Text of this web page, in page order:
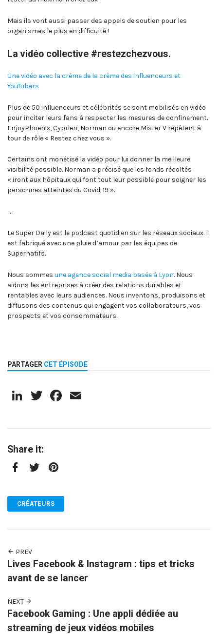
Mais ils vont aussi passer des appels de soutien pour les
organismes le plus en difficulté !
La vidéo collective #restezchezvous.
Une vidéo avec la crème de la crème des influenceurs et
YouTubers
Plus de 50 influenceurs et célébrités se sont mobilisés en vidéo
pour inciter leurs fans à respecter les mesures de confinement.
EnjoyPhoenix, Cyprien, Norman ou encore Mister V répètent à
tour de rôle « Restez chez vous ».
Certains ont monétisé la vidéo pour lui donner la meilleure
visibilité possible. Norman a précisé que les fonds récoltés
« iront aux hôpitaux qui font tout leur possible pour soigner les
personnes atteintes du Covid-19 ».
. . .
Le Super Daily est le podcast quotidien sur les réseaux sociaux. Il
est fabriqué avec une pluie d’amour par les équipes de
Supernatifs.
Nous sommes une agence social media basée à Lyon. Nous
aidons les entreprises à créer des relations durables et
rentables avec leurs audiences. Nous inventons, produisons et
diffusons des contenus qui engagent vos collaborateurs, vos
prospects et vos consommateurs.
PARTAGER CET ÉPISODE
LinkedIn
TwitterFacebook
Share it:
CRÉATEURS
PREV
Lives Facebook & Instagram : tips et tricks
avant de se lancer
NEXT
Facebook Gaming : Une appli dédiée au
streaming de jeux vidéos mobiles